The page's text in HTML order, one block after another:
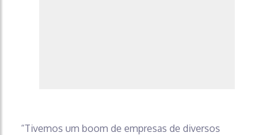
“Tivemos um boom de empresas de diversos